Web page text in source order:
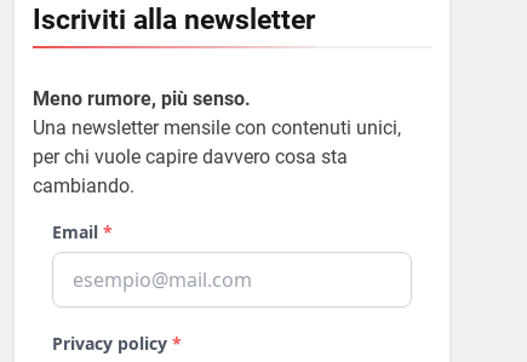
Iscriviti alla newsletter
Meno rumore, più senso.
Una newsletter mensile con contenuti unici,
per chi vuole capire davvero cosa sta
cambiando.